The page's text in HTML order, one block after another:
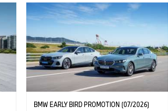
BMW EARLY BIRD PROMOTION (07/2026)